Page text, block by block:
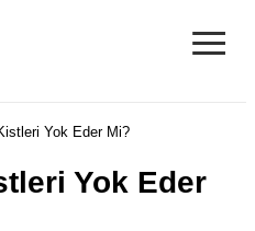
≡
Yok Eder Mi?
Yok Eder